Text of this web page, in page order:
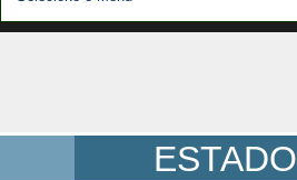
ESTADO